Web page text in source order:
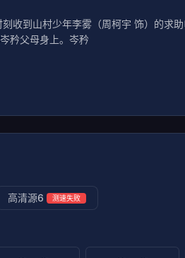
收到山村少年李雾（周柯宇 饰）的求
矜父母身上。岑矜
高清源6 测速失败